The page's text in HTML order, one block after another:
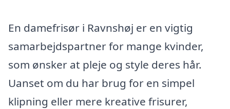
En damefrisør i Ravnshøj er en vigtig
samarbejdspartner for mange kvinder,
som ønsker at pleje og style deres hår.
Uanset om du har brug for en simpel
klipning eller mere kreative frisurer,